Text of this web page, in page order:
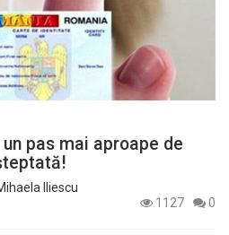
pas mai aproape de
Iliescu
1127
0